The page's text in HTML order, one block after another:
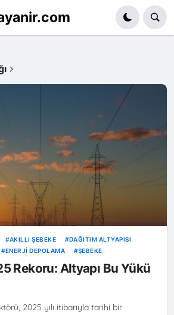
AKILLI ŞEBEKE
DAĞITIM ALTYAPISI
ENERJI DEPOLAMA
ŞEBEKE
VOLTAJ
ENERJI
Rekoru: Altyapı Bu Yükü
2025 yılı itibarıyla tarihi bir